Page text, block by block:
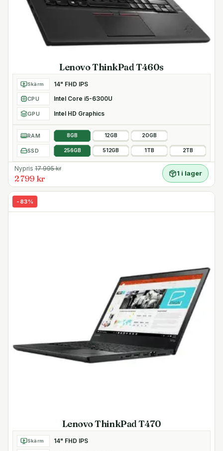
Lenovo ThinkPad T460s
Skärm 14" FHD IPS
CPU Intel Core i5-6300U
GPU Intel HD Graphics
RAM 8GB 12GB 20GB
SSD 256GB 512GB 1TB 2TB
Nypris 17 995kr
2 799 kr
1 i lager
- 83%
Lenovo ThinkPad T470
Skärm 14" FHD IPS